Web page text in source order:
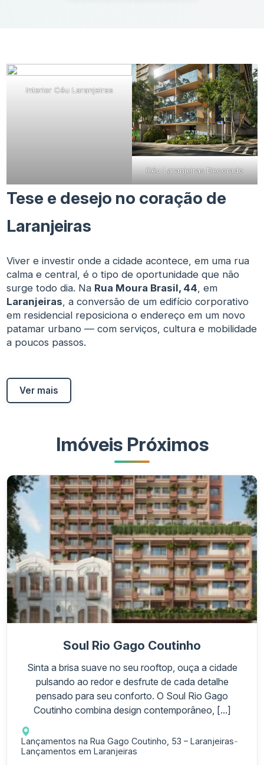
Interior Céu Laranjeiras
Céu Laranjeiras Decorado
Tese e desejo no coração de
Laranjeiras
Viver e investir onde a cidade acontece, em uma rua
calma e central, é o tipo de oportunidade que não
surge todo dia. Na Rua Moura Brasil, 44, em
Laranjeiras, a conversão de um edifício corporativo
em residencial reposiciona o endereço em um novo
patamar urbano — com serviços, cultura e mobilidade
a poucos passos.
Ver mais
Imóveis Próximos
Soul Rio Gago Coutinho
Sinta a brisa suave no seu rooftop, ouça a cidade
pulsando ao redor e desfrute de cada detalhe
pensado para seu conforto. O Soul Rio Gago
Coutinho combina design contemporâneo, [...]
Lançamentos na Rua Gago Coutinho, 53 – Laranjeiras-
Lançamentos em Laranjeiras